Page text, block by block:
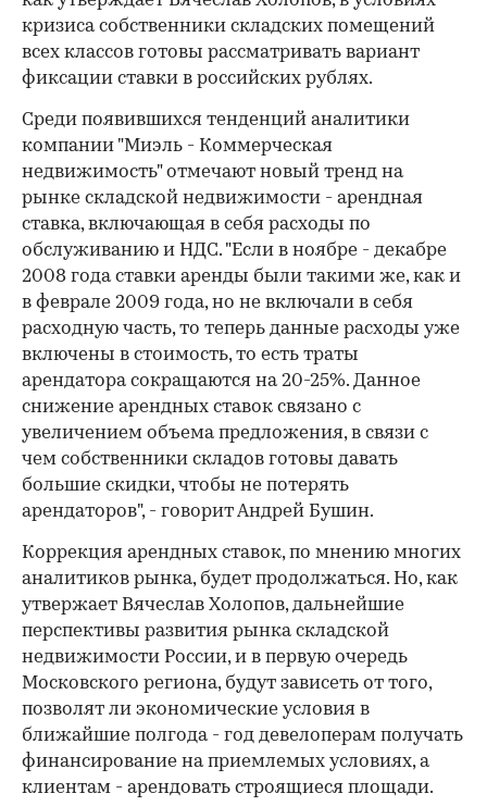
кризиса собственники складских помещений
всех классов готовы рассматривать вариант
фиксации ставки в российских рублях.
Среди появившихся тенденций аналитики
компании "Миэль - Коммерческая
недвижимость" отмечают новый тренд на
рынке складской недвижимости - арендная
ставка, включающая в себя расходы по
обслуживанию и НДС. "Если в ноябре - декабре
2008 года ставки аренды были такими же, как и
в феврале 2009 года, но не включали в себя
расходную часть, то теперь данные расходы уже
включены в стоимость, то есть траты
арендатора сокращаются на 20-25%. Данное
снижение арендных ставок связано с
увеличением объема предложения, в связи с
чем собственники складов готовы давать
большие скидки, чтобы не потерять
арендаторов", - говорит Андрей Бушин.
Коррекция арендных ставок, по мнению многих
аналитиков рынка, будет продолжаться. Но, как
утвержает Вячеслав Холопов, дальнейшие
перспективы развития рынка складской
недвижимости России, и в первую очередь
Московского региона, будут зависеть от того,
позволят ли экономические условия в
ближайшие полгода - год девелоперам получать
финансирование на приемлемых условиях, а
клиентам - арендовать строящиеся площади.